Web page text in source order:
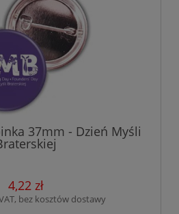
37mm - Dzień Myśli
4,22 zł
bez kosztów dostawy